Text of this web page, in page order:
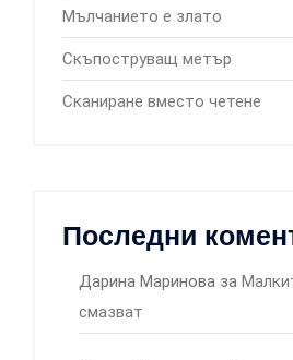
Мълчанието е злато
Скъпоструващ метър
Сканиране вместо четене
Последни
Дарина Маринова за
смазват